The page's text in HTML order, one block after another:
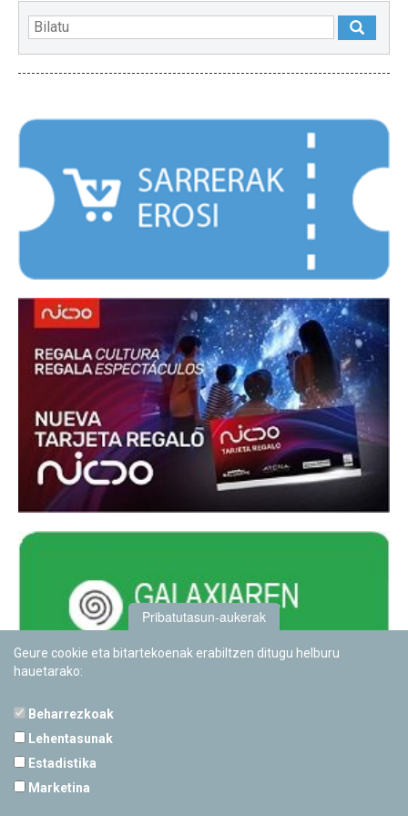
Pribatutasun-aukerak
Geure cookie eta bitartekoenak erabiltzen ditugu helburu
hauetarako:
Beharrezkoak
Lehentasunak
Estadistika
Marketina